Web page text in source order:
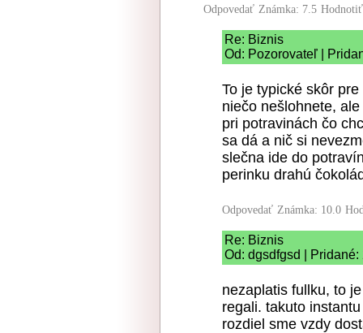
Odpovedať Známka: 7.5
Re: Biznis
Od: Pozorovateľ |
To je typické skôr
niečo nešlohnete,
pri potravinách čo
sa dá a nič si
slečna ide do
perinku drahú
Odpovedať Známka: 10.0
Re: Biznis
Od: dgsdfgsd |
nezaplatis fullku, to
regali. takuto
rozdiel sme vzdy